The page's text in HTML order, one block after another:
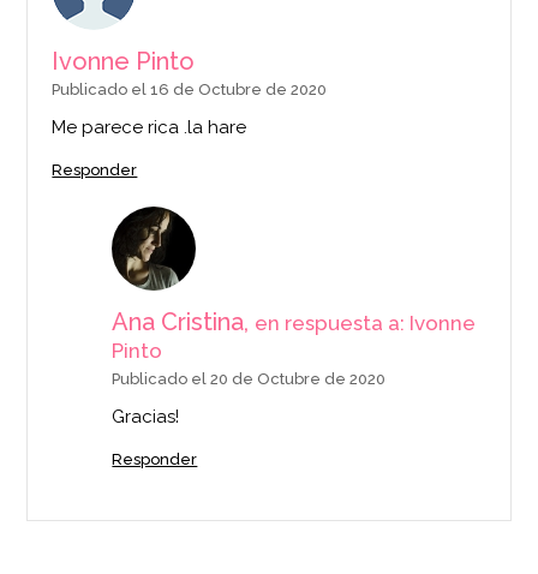
Ivonne Pinto
Publicado el 16 de Octubre de 2020
Me parece rica .la hare
Responder
Ana Cristina, en respuesta a: Ivonne
Pinto
Publicado el 20 de Octubre de 2020
Gracias!
Responder